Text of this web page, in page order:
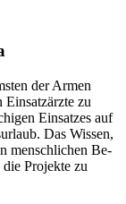
der Armen
Ein­satz­ärzte zu
Ein­satzes auf
Das Wissen,
men­schlichen Be­
Projekte zu